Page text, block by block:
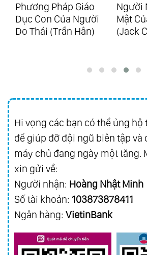
Phương Pháp Giáo
Dục Con Của Người
Do Thái (Trần Hân)
Người
Mật
(Jack
Hi vọng các bạn có thể ủng hộ
để giúp đỡ đội ngũ biên tập và
máy chủ đang ngày một tăng.
xin gửi về:
Người nhận: Hoàng Nhật Minh
Số tài khoản: 103873878411
Ngân hàng: VietinBank